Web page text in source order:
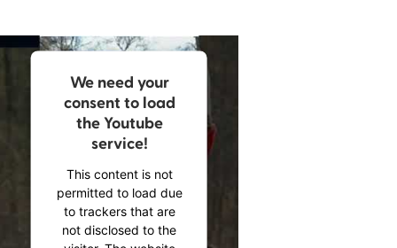
We need your
consent to load
the Youtube
service!
This content is not
permitted to load due
to trackers that are
not disclosed to the